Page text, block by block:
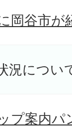
岡谷市
況につい
プ案内パ